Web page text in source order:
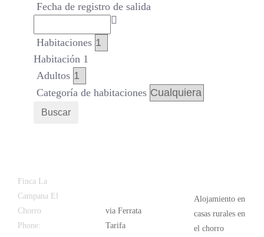
Fecha de registro de salida
Habitaciones
Habitación 1
Adultos
Categoría de habitaciones
Buscar
Finca La
Campana El
Chorro
Phone:
via Ferrata
Tarifa
Alojamiento en
casas rurales en
el chorro